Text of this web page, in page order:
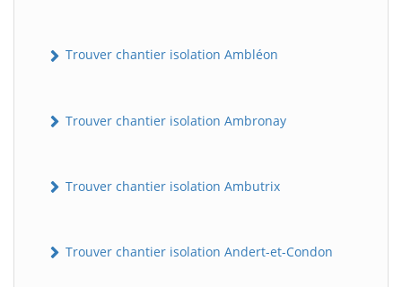
Trouver chantier isolation Ambléon
Trouver chantier isolation Ambronay
Trouver chantier isolation Ambutrix
Trouver chantier isolation Andert-et-Condon